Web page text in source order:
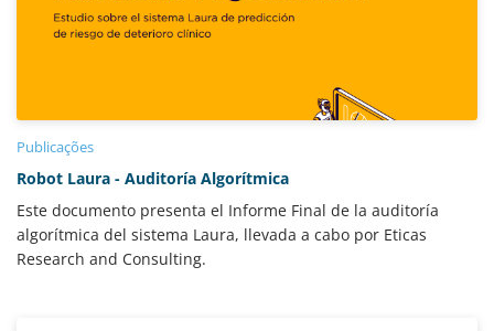
Publicações
Robot Laura - Auditoría Algorítmica
Este documento presenta el Informe Final de la auditoría
algorítmica del sistema Laura, llevada a cabo por Eticas
Research and Consulting.